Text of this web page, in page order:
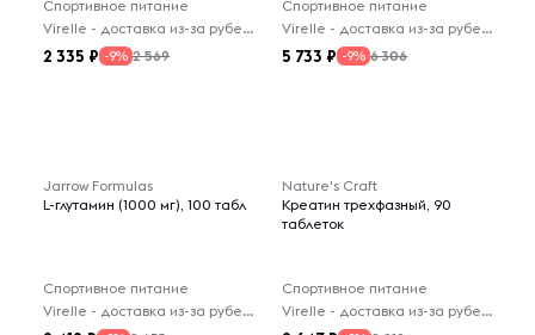
Спортивное питание
Virelle - доставка из-за рубежа
2 335 -9% 2 569
Спортивное питание
Virelle - доставка из-за рубежа
5 733 -9% 6 306
Jarrow Formulas
L-глутамин (1000 мг), 100 табл
Спортивное питание
Virelle - доставка из-за рубежа
Nature's Craft
Креатин трехфазный, 90
таблеток
Спортивное питание
Virelle - доставка из-за рубежа